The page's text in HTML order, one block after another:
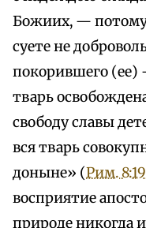
Божиих, — потому
суете не
покорившего (ее)
тварь
свободу славы
вся тварь
доныне» (Рим.
восприятие
природе никогда